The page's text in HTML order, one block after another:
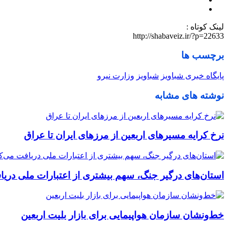
لینک کوتاه :
http://shabaveiz.ir/?p=22633
برچسب ها
پایگاه خبری شباویز شباویز وزارت نیرو
نوشته های مشابه
نرخ کرایه مسیرهای اربعین از مرزهای ایران تا عراق
استان‌های درگیر جنگ، سهم بیشتری از اعتبارات ملی
خط‌ونشان سازمان هواپیمایی برای بازار بلیت اربعین